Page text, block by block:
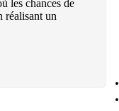
les chances de
réalisant un